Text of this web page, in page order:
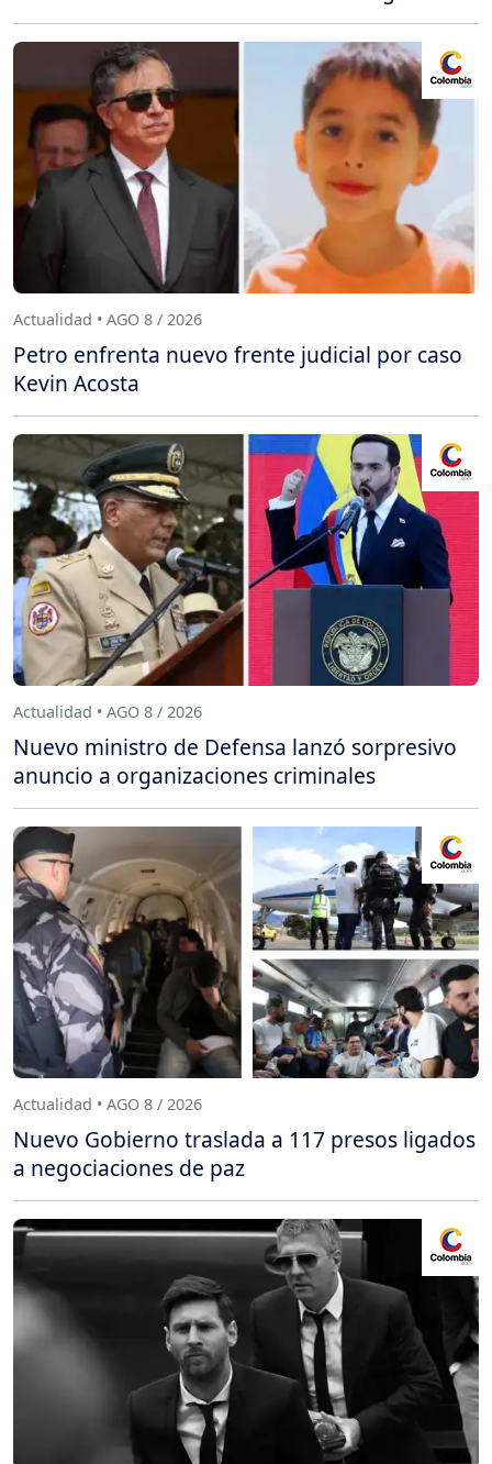
Actualidad • AGO 8 / 2026
Petro enfrenta nuevo frente judicial por caso
Kevin Acosta
Actualidad • AGO 8 / 2026
Nuevo ministro de Defensa lanzó sorpresivo
anuncio a organizaciones criminales
Actualidad • AGO 8 / 2026
Nuevo Gobierno traslada a 117 presos ligados
a negociaciones de paz